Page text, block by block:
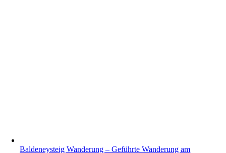
Baldeneysteig Wanderung – Geführte Wanderung am